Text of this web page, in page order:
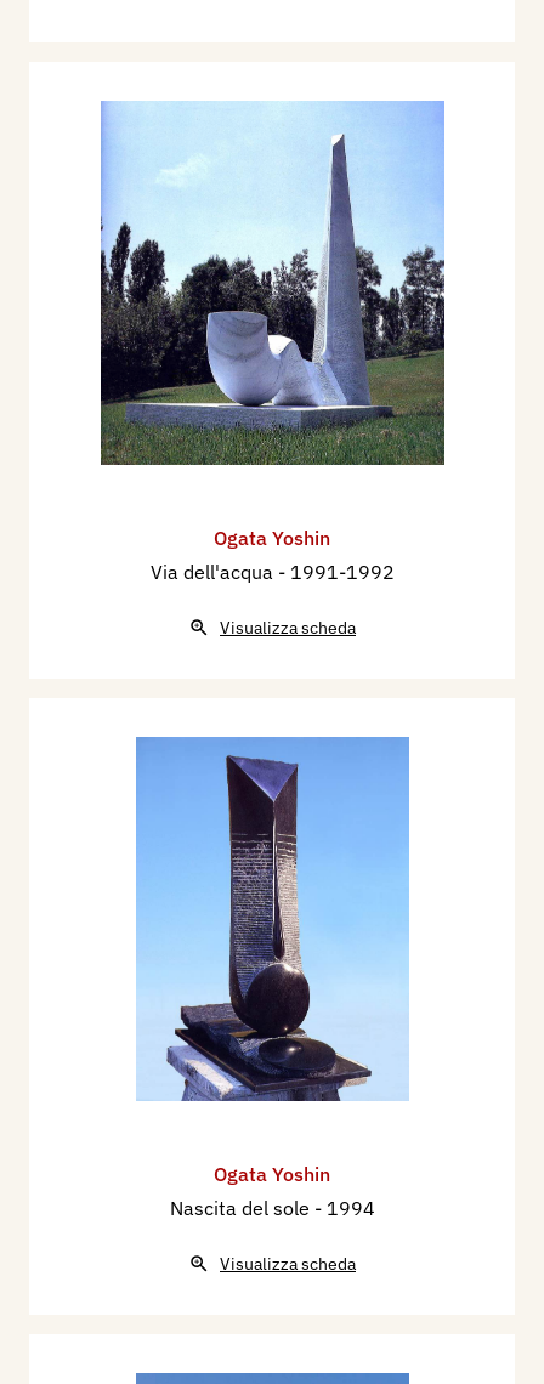
Ogata Yoshin
Via dell'acqua - 1991-1992
Visualizza scheda
Ogata Yoshin
Nascita del sole - 1994
Visualizza scheda